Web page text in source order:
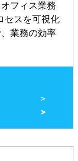
フィス業務
セスを可視化
業務の効率
＞
＞
＞